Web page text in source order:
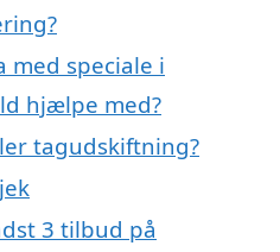
med speciale i
hjælpe med?
tagudskiftning?
3 tilbud på